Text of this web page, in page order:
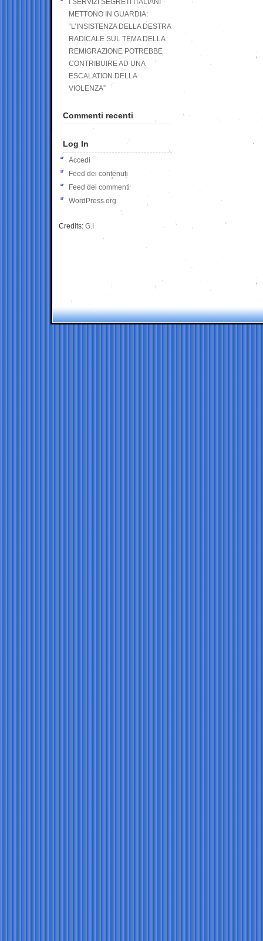
I SERVIZI SEGRETI ITALIANI
METTONO IN GUARDIA:
“L’INSISTENZA DELLA DESTRA
RADICALE SUL TEMA DELLA
REMIGRAZIONE POTREBBE
CONTRIBUIRE AD UNA
ESCALATION DELLA
VIOLENZA”
Commenti recenti
Log In
Accedi
Feed dei contenuti
Feed dei commenti
WordPress.org
Credits: G.I